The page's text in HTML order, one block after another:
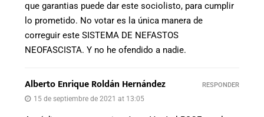
que garantias puede dar este sociolisto, para cumplir
lo prometido. No votar es la única manera de
correguir este SISTEMA DE NEFASTOS
NEOFASCISTA. Y no he ofendido a nadie.
Alberto Enrique Roldán Hernández
15 de septiembre de 2021 at 13:05
RESPONDER